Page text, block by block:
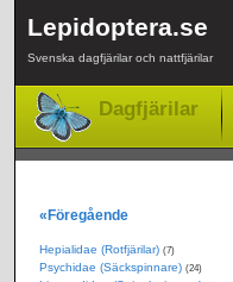
Lepidoptera.se
Svenska dagfjärilar och nattfjärilar
Dagfjärilar
«Föregående
Hepialidae (Rotfjärilar) (7)
Psychidae (Säckspinnare) (24)